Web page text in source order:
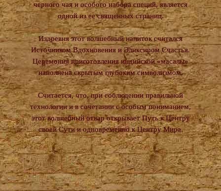
черного чая и особого набора специй, является
одной из ее священных страниц.
Издревня этот волшебный напиток считался
Источником Вдохновения и Эликсиром Счастья.
Церемония приготовления индийской «масалы»
наполнена скрытым глубоким символизмом.
Считается, что, при соблюдении правильной
технологии и в сочетании с особым пониманием,
этот волшебный отвар открывает Путь к Центру
своей Сути и одновременно к Центру Мира.